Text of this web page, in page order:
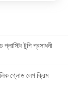
টুপি প্রসাধনী
গ্লোড লেপ ক্রিম